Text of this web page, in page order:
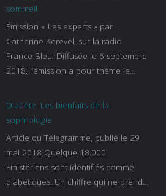
sommeil
Émission « Les experts » par
Catherine Kerevel, sur la radio
France Bleu. Diffusée le 6 septembre
2018, l’émission a pour thème le
bleu :
https://www.francebleu.fr/emissions/l
sur-le-sommeil
Diabète. Les bienfaits de la
sophrologie
Article du Télégramme, publié le 29
mai 2018 Quelque 18.000
Finistériens sont identifiés comme
diabétiques. Un chiffre qui ne prend